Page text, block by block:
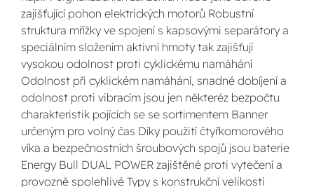
zajišťující pohon elektrických motorů Robustní
struktura mřížky ve spojení s kapsovými separátory a
speciálním složením aktivní hmoty tak zajišťují
vysokou odolnost proti cyklickému namáhání
Odolnost při cyklickém namáhání, snadné dobíjení a
odolnost proti vibracím jsou jen některéz bezpočtu
charakteristik pojících se se sortimentem Banner
určeným pro volný čas Díky použití čtyřkomorového
víka a bezpečnostních šroubových spojů jsou baterie
Energy Bull DUAL POWER zajištěné proti vytečení a
provozně spolehlivé Typy s konstrukční velikostí